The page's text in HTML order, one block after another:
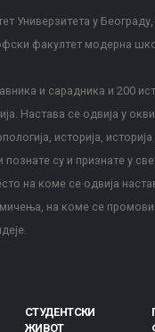
Универзитета у
факултет модерна
и сарадника и 200
Настава се одвија у
историја,
познате су и признате у
на коме се одвија
на коме се
СТУДЕНТСКИ
ЖИВОТ